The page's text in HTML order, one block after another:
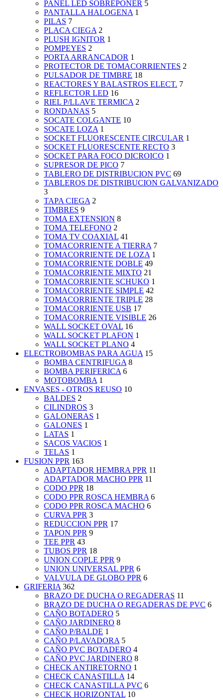
PANEL LED SOBREPONER 5
PANTALLA HALOGENA 1
PILAS 7
PLACA CIEGA 2
PLUSH IGNITOR 1
POMPEYES 2
PORTA ARRANCADOR 1
PROTECTOR DE TOMACORRIENTES 2
PULSADOR DE TIMBRE 18
REACTORES Y BALASTROS ELECT. 7
REFLECTOR LED 16
RIEL P/LLAVE TERMICA 2
RONDANAS 5
SOCATE COLGANTE 10
SOCATE LOZA 1
SOCKET FLUORESCENTE CIRCULAR 1
SOCKET FLUORESCENTE RECTO 3
SOCKET PARA FOCO DICROICO 1
SUPRESOR DE PICO 7
TABLERO DE DISTRIBUCION PVC 69
TABLEROS DE DISTRIBUCION GALVANIZADO
3
TAPA CIEGA 2
TIMBRES 9
TOMA EXTENSION 8
TOMA TELEFONO 2
TOMA TV COAXIAL 41
TOMACORRIENTE A TIERRA 7
TOMACORRIENTE DE LOZA 1
TOMACORRIENTE DOBLE 49
TOMACORRIENTE MIXTO 21
TOMACORRIENTE SCHUKO 1
TOMACORRIENTE SIMPLE 42
TOMACORRIENTE TRIPLE 28
TOMACORRIENTE USB 17
TOMACORRIENTE VISIBLE 26
WALL SOCKET OVAL 16
WALL SOCKET PLAFON 1
WALL SOCKET PLANO 4
ELECTROBOMBAS PARA AGUA 15
BOMBA CENTRIFUGA 8
BOMBA PERIFERICA 6
MOTOBOMBA 1
ENVASES - OTROS REUSO 10
BALDES 2
CILINDROS 3
GALONERAS 1
GALONES 1
LATAS 1
SACOS VACIOS 1
TELAS 1
FUSION PPR 163
ADAPTADOR HEMBRA PPR 11
ADAPTADOR MACHO PPR 11
CODO PPR 18
CODO PPR ROSCA HEMBRA 6
CODO PPR ROSCA MACHO 6
CURVA PPR 3
REDUCCION PPR 17
TAPON PPR 9
TEE PPR 43
TUBOS PPR 18
UNION COPLE PPR 9
UNION UNIVERSAL PPR 6
VALVULA DE GLOBO PPR 6
GRIFERIA 362
BRAZO DE DUCHA O REGADERAS 11
BRAZO DE DUCHA O REGADERAS DE PVC 6
CAÑO BOTADERO 5
CAÑO JARDINERO 8
CAÑO P/BALDE 1
CAÑO P/LAVADORA 5
CAÑO PVC BOTADERO 4
CAÑO PVC JARDINERO 8
CHECK ANTIRETORNO 1
CHECK CANASTILLA 14
CHECK CANASTILLA PVC 6
CHECK HORIZONTAL 10